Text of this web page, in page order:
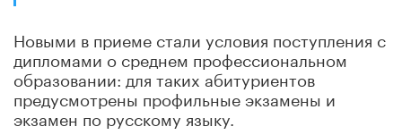
Новыми в приеме стали условия поступления с
дипломами о среднем профессиональном
образовании: для таких абитуриентов
предусмотрены профильные экзамены и
экзамен по русскому языку.